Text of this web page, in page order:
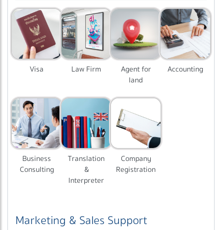
Visa Law Firm
Agent for
land
Accounting
Business
Consulting
Translation
&
Interpreter
Company
Registration
Marketing & Sales Support